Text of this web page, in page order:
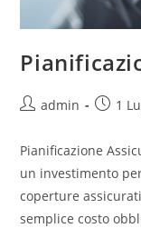
admin 1
Pianificazione
un investimento
coperture
semplice costo